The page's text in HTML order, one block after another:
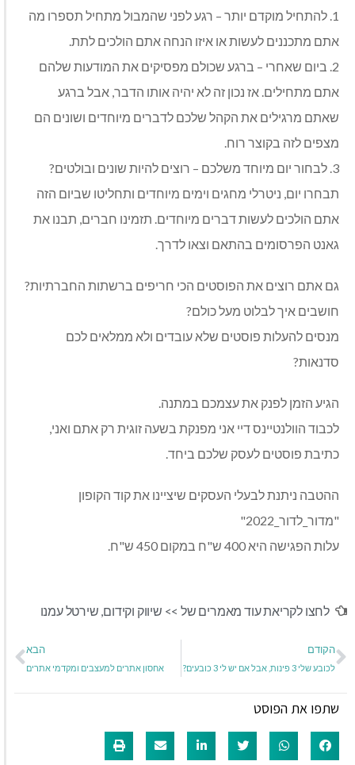
1. להתחיל מוקדם יותר – רגע לפני שהמבול מתחיל תספרו מה
אתם מתכננים לעשות או איזו הנחה אתם הולכים לתת.
2. ביום שאחרי – ברגע שכולם מפסיקים את המודעות שלהם
אתם מתחילים. אז נכון זה לא יהיה אותו הדבר, אבל ברגע
שאתם מרגילים את הקהל שלכם לדברים מיוחדים ושונים הם
מצפים לזה בקוצר רוח.
3. לבחור יום מיוחד משלכם – רוצים להיות שונים ובולטים?
תבחרו יום, ניטרלי מחגים וימים מיוחדים ותחליטו שביום הזה
אתם הולכים לעשות דברים מיוחדים. תזמינו חברים, תבנו את
גאנט הפרסומים בהתאם וצאו לדרך.
גם אתם רוצים את הפוסטים הכי חריפים ברשתות החברתיות?
חושבים איך לבלוט מעל כולם?
מנסים להעלות פוסטים שלא עובדים ולא ממלאים לכם
סדנאות?
הגיע הזמן לפנק את עצמכם במתנה.
לכבוד הוולנטיינס דיי אני מפנקת בשעה זוגית רק אתם ואני,
כתיבת פוסטים לעסק שלכם ביחד.
ההטבה ניתנת לבעלי העסקים שיציינו את קוד הקופון
"מדור_לדור_2022"
עלות הפגישה היא 400 ש"ח במקום 450 ש"ח.
לחצו לקריאת עוד מאמרים של >> שיווק וקידום, שירטל עמנו
הקודם
לכובע שלי 3 פינות, אבל אם יש לי 3 כובעים?
הבא
אחסון אתרים למעצבים ומקדמי אתרים
שתפו את הפוסט